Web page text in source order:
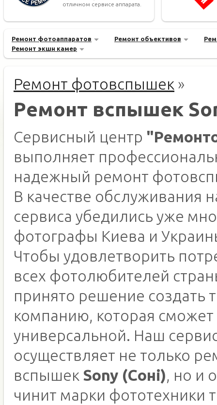
отличном сервисе аппарата.
Ремонт фотоаппаратов Ремонт объективов
Ремонт экшн камер
Ремонт фотовспышек »
Ремонт вспышек
Сервисный центр
выполняет
надежный ремонт
В качестве обслуживания
сервиса убедились уже
фотографы Киева и
Чтобы удовлетворить
всех фотолюбителей
принято решение создать
компанию, которая
универсальной. Наш
осуществляет не только
вспышек Sony (Соні), но и
чинит марки фототехники